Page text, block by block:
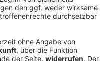
Feuer evakuiert